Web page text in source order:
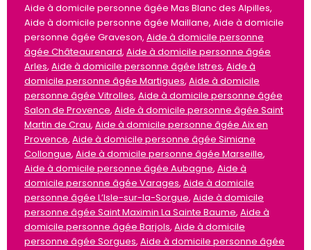
Aide à domicile personne âgée Mas Blanc des Alpilles,
Aide à domicile personne âgée Maillane, Aide à domicile
personne âgée Graveson, Aide à domicile personne
âgée Châteaurenard, Aide à domicile personne âgée
Arles, Aide à domicile personne âgée Istres, Aide à
domicile personne âgée Martigues, Aide à domicile
personne âgée Vitrolles, Aide à domicile personne âgée
Salon de Provence, Aide à domicile personne âgée Saint
Martin de Crau, Aide à domicile personne âgée Aix en
Provence, Aide à domicile personne âgée Simiane
Collongue, Aide à domicile personne âgée Marseille,
Aide à domicile personne âgée Aubagne, Aide à
domicile personne âgée Varages, Aide à domicile
personne âgée L’Isle-sur-la-Sorgue, Aide à domicile
personne âgée Saint Maximin La Sainte Baume, Aide à
domicile personne âgée Barjols, Aide à domicile
personne âgée Sorgues, Aide à domicile personne âgée